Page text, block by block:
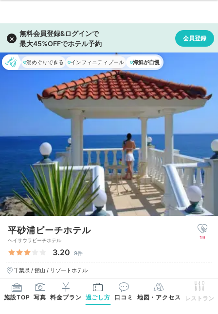
湯めぐりできる インフィニティプール 海鮮が自慢
平砂浦ビーチホテル
ヘイサウラビーチホテル
3.20 9件
千葉県 / 館山 / リゾートホテル
19
施設TOP 写真 料金プラン 過ごし方 口コミ 地図・アクセス レストラン